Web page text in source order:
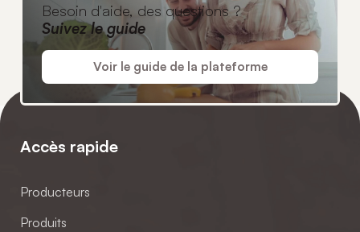
Besoin d'aide, des questions ?
Suivez le guide
Voir le guide de la plateforme
Accès rapide
Producteurs
Produits